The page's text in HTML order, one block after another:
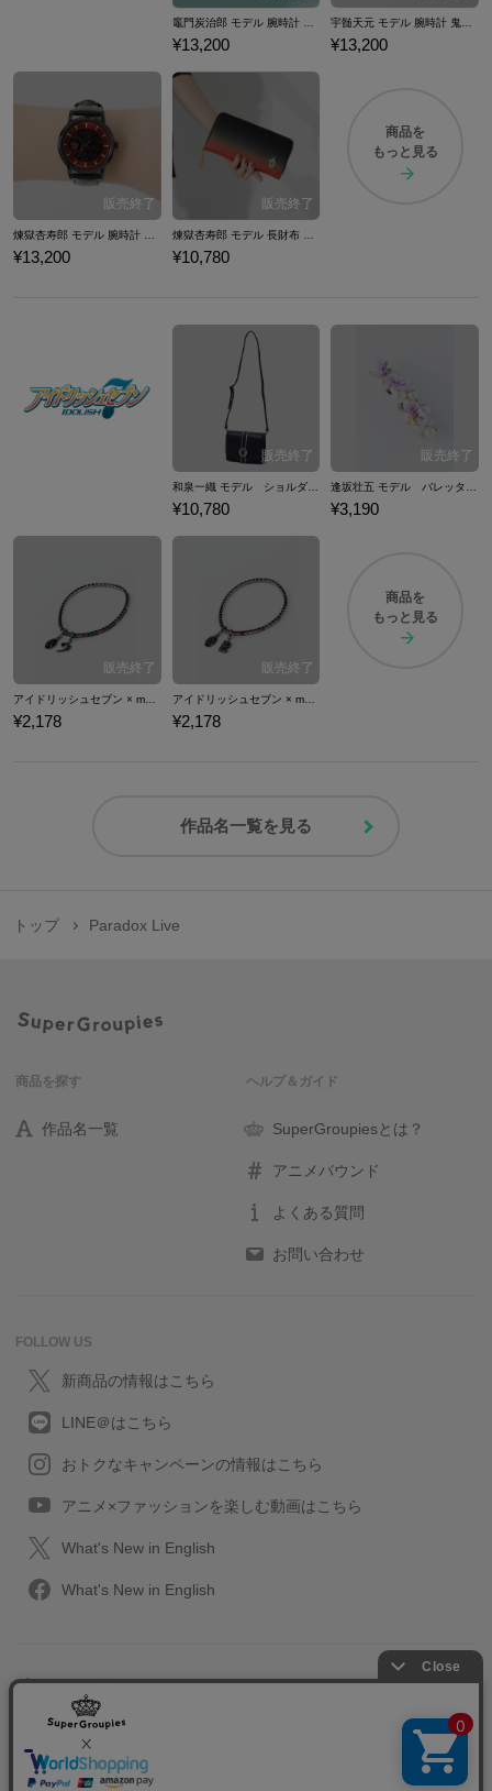
¥13,200 ¥13,200
¥13,200 ¥10,780
商品を
もっと見る
和泉一織 モデル ショルダーバッグ バッグ アイドリッシュセブン IDOLiSH7
¥10,780
逢坂壮五 モデル バレッタ ヘアアクセサリー アイドリッシュセブン IDOLiSH7
¥3,190
¥2,178
アイドリッシュセブン × ma chére cosette? 九条 天 モデルブレスレット アクセサリー
¥2,178
商品を
もっと見る
作品名一覧を見る
トップ Paradox Live
商品を探す
作品名一覧
ヘルプ＆ガイド
SuperGroupiesとは？
アニメバウンド
よくある質問
お問い合わせ
FOLLOW US
新商品の情報はこちら
LINE＠はこちら
おトクなキャンペーンの情報はこちら
アニメ×ファッションを楽しむ動画はこちら
What's New in English
What's New in English
プライバシーポリシー
特定取引に関する法律
会社情報/採用情報